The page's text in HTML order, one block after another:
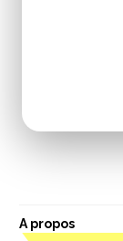
A propos